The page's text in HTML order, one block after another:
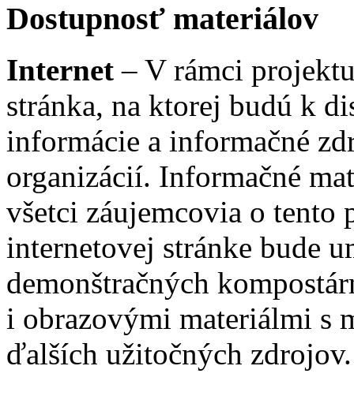
Dostupnosť materiálov
Internet – V rámci
stránka, na ktorej budú k
informácie a informačné
organizácií. Informačné
všetci záujemcovia o
internetovej stránke bude
demonštračných
i obrazovými materiálmi s
ďalších užitočných zdrojov.